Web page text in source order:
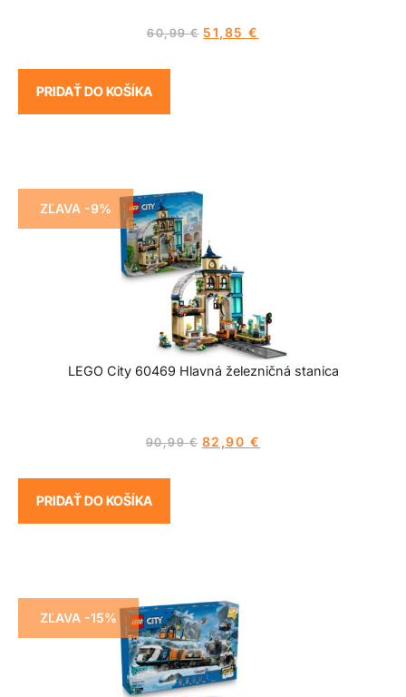
60,99€ 51,85€
PRIDAŤ DO KOŠÍKA
ZĽAVA -9%
LEGO City 60469 Hlavná železničná stanica
90,99€ 82,90 €
PRIDAŤ DO KOŠÍKA
ZĽAVA -15%